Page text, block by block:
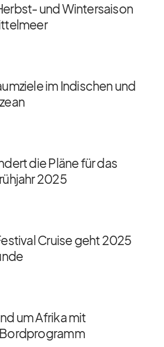
und Wintersaison
im Indischen und
die Pläne für das
2025
Cruise geht 2025
um Afrika mit